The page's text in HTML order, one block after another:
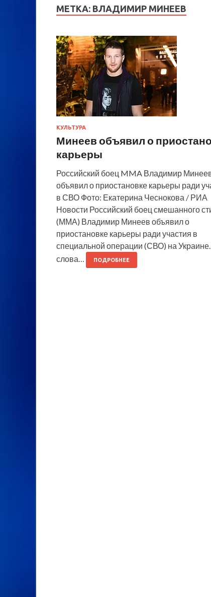
МЕТКА: ВЛАДИМИР МИНЕЕВ
КУЛЬТУРА
Минеев объявил о
карьеры
Российский боец MMA Владимир
объявил о приостановке карьеры ради
в СВО Фото: Екатерина Чеснокова / РИА
Новости Российский боец смешанного
(ММА) Владимир Минеев объявил о
приостановке карьеры ради участия в
специальной операции (СВО) на
слова…
ПОДРОБНЕЕ